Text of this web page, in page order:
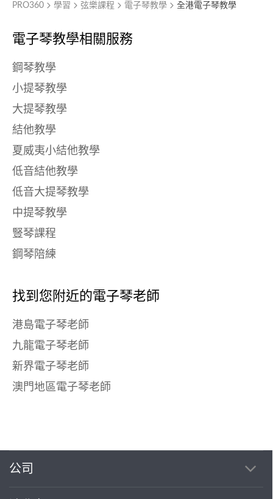
電子琴教學相關服務
鋼琴教學
小提琴教學
大提琴教學
結他教學
夏威夷小結他教學
低音結他教學
低音大提琴教學
中提琴教學
豎琴課程
鋼琴陪練
找到您附近的電子琴老師
港島電子琴老師
九龍電子琴老師
新界電子琴老師
澳門地區電子琴老師
PRO360 學習 弦樂課程 電子琴教學 全港電子琴教學
公司